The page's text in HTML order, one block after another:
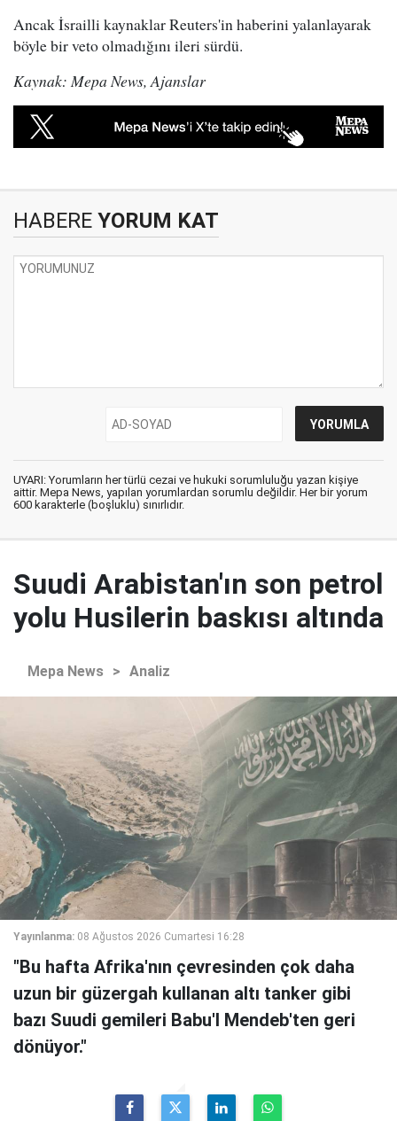
Ancak İsrailli kaynaklar Reuters'in haberini yalanlayarak
böyle bir veto olmadığını ileri sürdü.
Kaynak: Mepa News, Ajanslar
HABERE YORUM KAT
UYARI: Yorumların her türlü cezai ve hukuki sorumluluğu yazan kişiye
aittir. Mepa News, yapılan yorumlardan sorumlu değildir. Her bir yorum
600 karakterle (boşluklu) sınırlıdır.
Suudi Arabistan'ın son petrol
yolu Husilerin baskısı altında
Mepa News > Analiz
Yayınlanma: 08 Ağustos 2026 Cumartesi 16:28
"Bu hafta Afrika'nın çevresinden çok daha
uzun bir güzergah kullanan altı tanker gibi
bazı Suudi gemileri Babu'l Mendeb'ten geri
dönüyor."